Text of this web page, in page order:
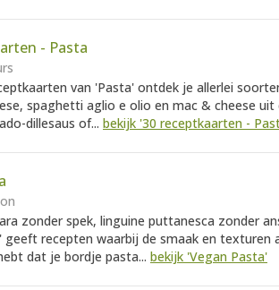
- Pasta
van 'Pasta' ontdek je allerlei
spaghetti aglio e olio en mac & cheese
dillesaus of... bekijk '30 receptkaarten -
zonder spek, linguine puttanesca zonder
geeft recepten waarbij de smaak en texturen
dat je bordje pasta... bekijk 'Vegan Pasta'